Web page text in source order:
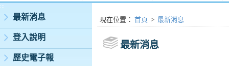
:::
最新消息
登入說明
歷史電子報
:::現在位置 ： 首頁 > 最新消息
最新消息